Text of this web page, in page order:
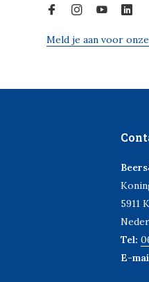
Meld je aan voor
5911
Tel:
E-